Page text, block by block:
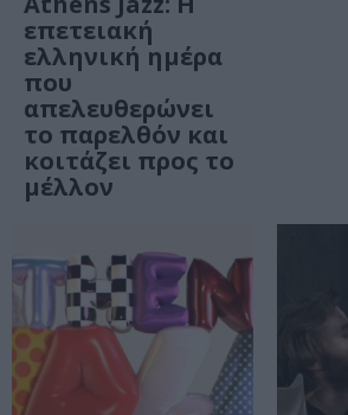
επετειακή
ελληνική ημέρα
που
απελευθερώνει
το παρελθόν και
κοιτάζει προς το
μέλλον